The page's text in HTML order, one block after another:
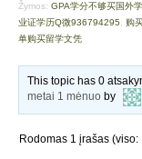
Žymos: GPA学分不够买国外
业证学历Q微936794295
购
单购买留学文凭
This topic has 0
metai 1 mėnuo by
Rodomas 1 įrašas (viso: